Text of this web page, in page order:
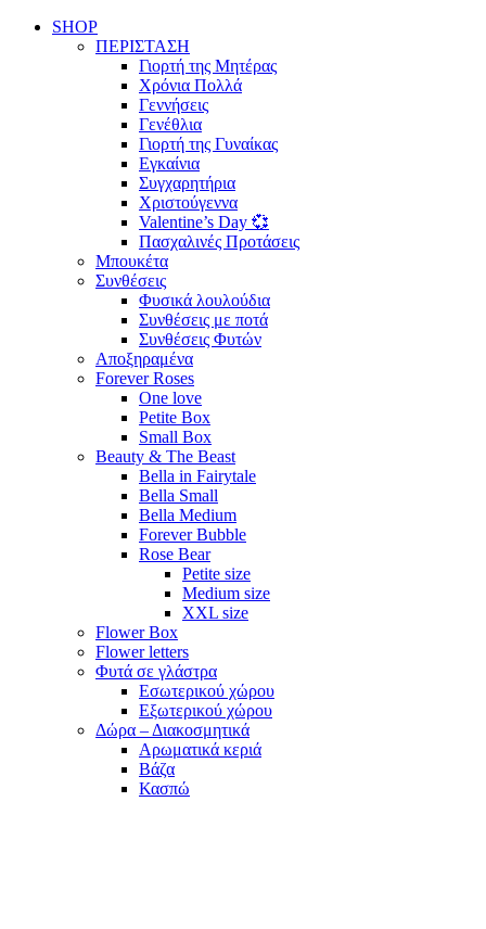
SHOP
ΠΕΡΙΣΤΑΣΗ
Γιορτή της Μητέρας
Χρόνια Πολλά
Γεννήσεις
Γενέθλια
Γιορτή της Γυναίκας
Εγκαίνια
Συγχαρητήρια
Χριστούγεννα
Valentine’s Day 💞
Πασχαλινές Προτάσεις
Μπουκέτα
Συνθέσεις
Φυσικά λουλούδια
Συνθέσεις με ποτά
Συνθέσεις Φυτών
Αποξηραμένα
Forever Roses
One love
Petite Box
Small Box
Beauty & The Beast
Bella in Fairytale
Bella Small
Bella Medium
Forever Bubble
Rose Bear
Petite size
Medium size
XXL size
Flower Box
Flower letters
Φυτά σε γλάστρα
Εσωτερικού χώρου
Εξωτερικού χώρου
Δώρα – Διακοσμητικά
Αρωματικά κεριά
Βάζα
Κασπώ